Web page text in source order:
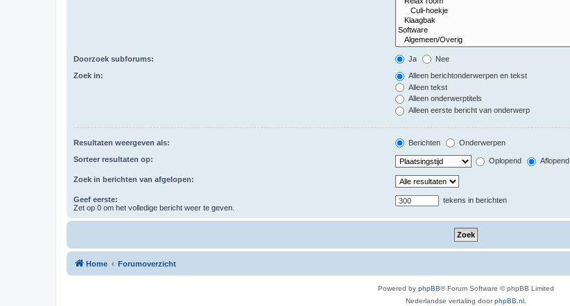
Doorzoek subforums: Ja Nee
Zoek in:
Alleen berichtonderwerpen en tekst
Alleen tekst
Alleen onderwerptitels
Alleen eerste bericht van onderwerp
Resultaten weergeven als: Berichten Onderwerpen
Sorteer resultaten op: Oplopend Aflopend
Zoek in berichten van afgelopen:
Geef eerste:
Zet op 0 om het volledige bericht weer te geven.
tekens in berichten
Home Forumoverzicht
Powered by phpBB® Forum Software © phpBB Limited
Nederlandse vertaling doorphpBB.nl